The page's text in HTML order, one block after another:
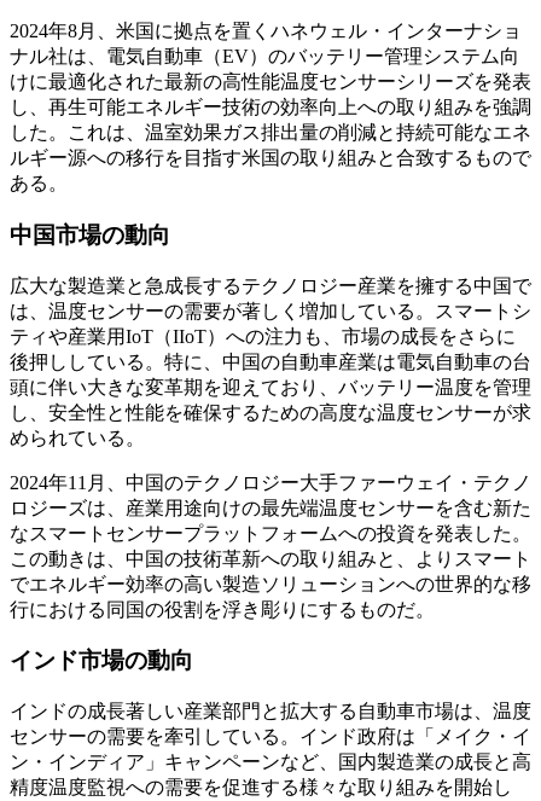
2024年8月、米国に拠点を置くハネウェル・インターナショ
ナル社は、電気自動車（EV）のバッテリー管理システム向
けに最適化された最新の高性能温度センサーシリーズを発表
し、再生可能エネルギー技術の効率向上への取り組みを強調
した。これは、温室効果ガス排出量の削減と持続可能なエネ
ルギー源への移行を目指す米国の取り組みと合致するもので
ある。
中国市場の動向
広大な製造業と急成長するテクノロジー産業を擁する中国で
は、温度センサーの需要が著しく増加している。スマートシ
ティや産業用IoT（IIoT）への注力も、市場の成長をさらに
後押ししている。特に、中国の自動車産業は電気自動車の台
頭に伴い大きな変革期を迎えており、バッテリー温度を管理
し、安全性と性能を確保するための高度な温度センサーが求
められている。
2024年11月、中国のテクノロジー大手ファーウェイ・テクノ
ロジーズは、産業用途向けの最先端温度センサーを含む新た
なスマートセンサープラットフォームへの投資を発表した。
この動きは、中国の技術革新への取り組みと、よりスマート
でエネルギー効率の高い製造ソリューションへの世界的な移
行における同国の役割を浮き彫りにするものだ。
インド市場の動向
インドの成長著しい産業部門と拡大する自動車市場は、温度
センサーの需要を牽引している。インド政府は「メイク・イ
ン・インディア」キャンペーンなど、国内製造業の成長と高
精度温度監視への需要を促進する様々な取り組みを開始し